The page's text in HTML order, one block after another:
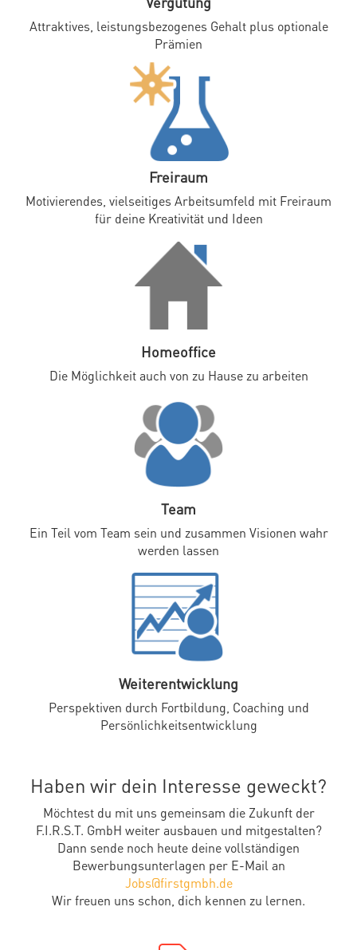
Attraktives, leistungsbezogenes Gehalt plus optionale
Prämien
Freiraum
Motivierendes, vielseitiges Arbeitsumfeld mit Freiraum
für deine Kreativität und Ideen
Homeoffice
Die Möglichkeit auch von zu Hause zu arbeiten
Team
Ein Teil vom Team sein und zusammen Visionen wahr
werden lassen
Weiterentwicklung
Perspektiven durch Fortbildung, Coaching und
Persönlichkeitsentwicklung
Haben wir dein Interesse geweckt?
Möchtest du mit uns gemeinsam die Zukunft der
F.I.R.S.T. GmbH weiter ausbauen und mitgestalten?
Dann sende noch heute deine vollständigen
Bewerbungsunterlagen per E-Mail an
Jobs@firstgmbh.de
Wir freuen uns schon, dich kennen zu lernen.